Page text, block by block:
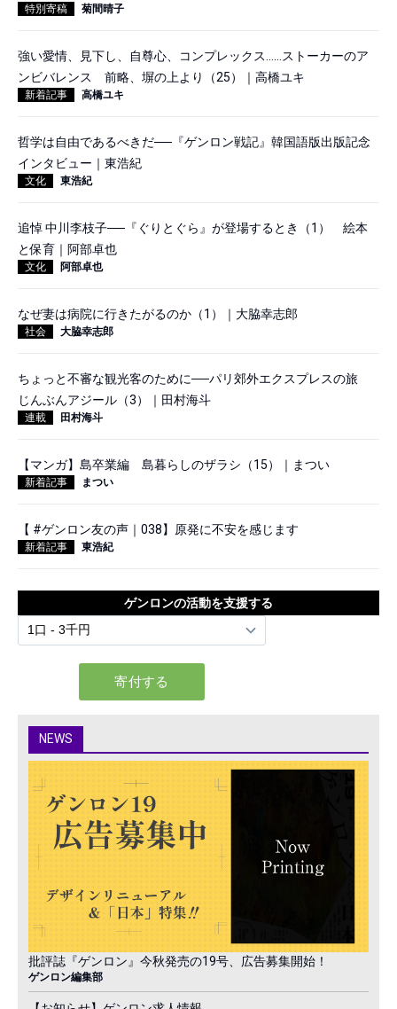
特別寄稿 菊間晴子
強い愛情、見下し、自尊心、コンプレックス……ストーカーのア
ンビバレンス 前略、塀の上より（25）｜高橋ユキ
新着記事 高橋ユキ
哲学は自由であるべきだ──『ゲンロン戦記』韓国語版出版記念
インタビュー｜東浩紀
文化 東浩紀
追悼 中川李枝子──『ぐりとぐら』が登場するとき（1） 絵本
と保育｜阿部卓也
文化 阿部卓也
なぜ妻は病院に行きたがるのか（1）｜大脇幸志郎
社会 大脇幸志郎
ちょっと不審な観光客のために──パリ郊外エクスプレスの旅
じんぶんアジール（3）｜田村海斗
連載 田村海斗
【マンガ】島卒業編 島暮らしのザラシ（15）｜まつい
新着記事 まつい
【 #ゲンロン友の声｜038】原発に不安を感じます
新着記事 東浩紀
ゲンロンの活動を支援する
NEWS
批評誌『ゲンロン』今秋発売の19号、広告募集開始！
ゲンロン編集部